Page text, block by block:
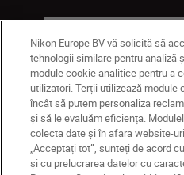
Companie
Nikon Europe BV vă solicită să
tehnologii similare pentru analiză
module cookie analitice pentru a
utilizatori. Terții utilizează
încât să putem personaliza
și să le evaluăm eficiența.
colecta date și în afara website-
„Acceptați tot”, sunteți de acord
și cu prelucrarea datelor cu